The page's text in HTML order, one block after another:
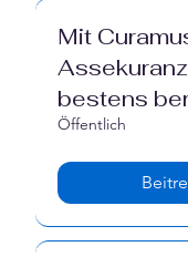
Mit
bestens
Öffentlich